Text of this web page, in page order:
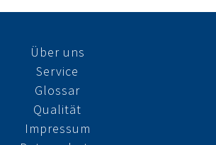
Über uns
Service
Glossar
Qualität
Impressum